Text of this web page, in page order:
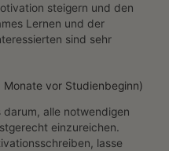
steigern und den
Lernen und der
sind sehr
vor Studienbeginn)
alle notwendigen
einzureichen.
lasse